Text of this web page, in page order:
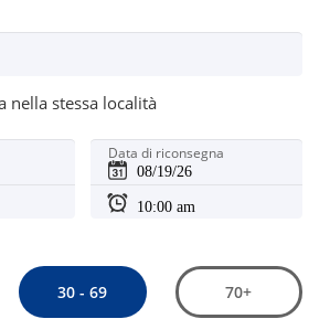
nella stessa località
Data di riconsegna
30 - 69 70+